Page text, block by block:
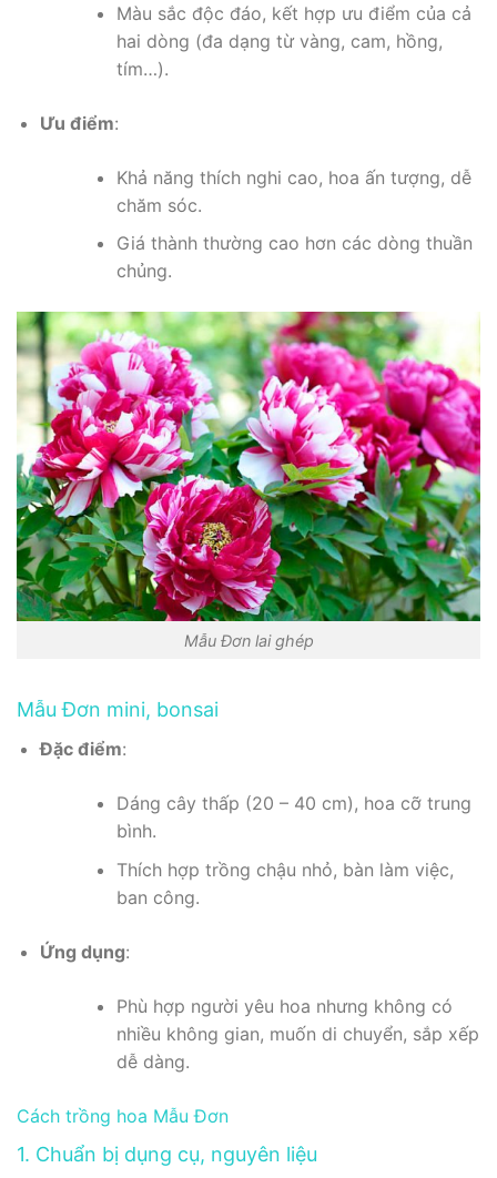
Màu sắc độc đáo, kết hợp ưu điểm của cả
hai dòng (đa dạng từ vàng, cam, hồng,
tím…).
Ưu điểm:
Khả năng thích nghi cao, hoa ấn tượng, dễ
chăm sóc.
Giá thành thường cao hơn các dòng thuần
chủng.
Mẫu Đơn lai ghép
Mẫu Đơn mini, bonsai
Đặc điểm:
Dáng cây thấp (20 – 40 cm), hoa cỡ trung
bình.
Thích hợp trồng chậu nhỏ, bàn làm việc,
ban công.
Ứng dụng:
Phù hợp người yêu hoa nhưng không có
nhiều không gian, muốn di chuyển, sắp xếp
dễ dàng.
Cách trồng hoa Mẫu Đơn
1. Chuẩn bị dụng cụ, nguyên liệu